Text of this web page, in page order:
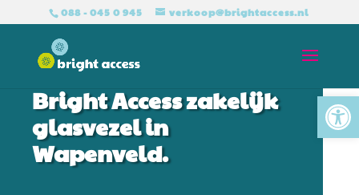
088 - 045 0 945 verkoop@brightaccess.nl
Bright Access zakelijk
glasvezel in
Wapenveld.